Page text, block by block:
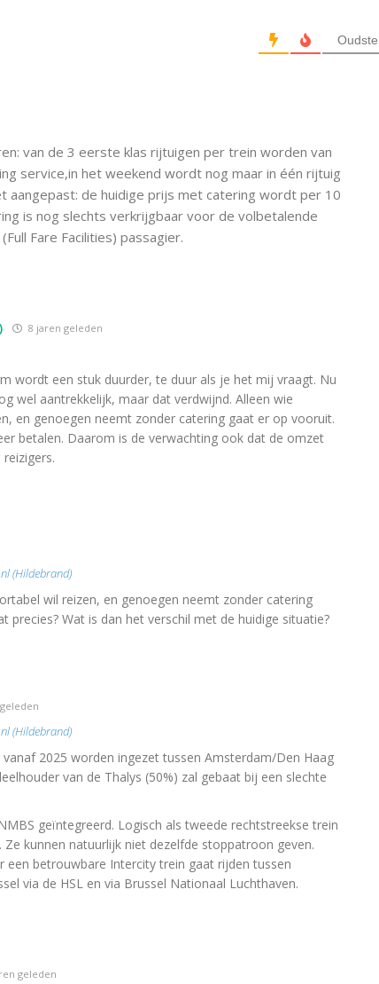
Oudste
van de 3 eerste klas rijtuigen per trein worden van
service,in het weekend wordt nog maar in één rijtuig
aangepast: de huidige prijs met catering wordt per 10
is nog slechts verkrijgbaar voor de volbetalende
Fare Facilities) passagier.
8 jaren geleden
wordt een stuk duurder, te duur als je het mij vraagt. Nu
wel aantrekkelijk, maar dat verdwijnd. Alleen wie
en genoegen neemt zonder catering gaat er op vooruit.
betalen. Daarom is de verwachting ook dat de omzet
(Hildebrand)
wil reizen, en genoegen neemt zonder catering
precies? Wat is dan het verschil met de huidige situatie?
(Hildebrand)
vanaf 2025 worden ingezet tussen Amsterdam/Den Haag
van de Thalys (50%) zal gebaat bij een slechte
geïntegreerd. Logisch als tweede rechtstreekse trein
kunnen natuurlijk niet dezelfde stoppatroon geven.
betrouwbare Intercity trein gaat rijden tussen
via de HSL en via Brussel Nationaal Luchthaven.
geleden